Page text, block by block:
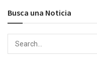
Busca una Noticia